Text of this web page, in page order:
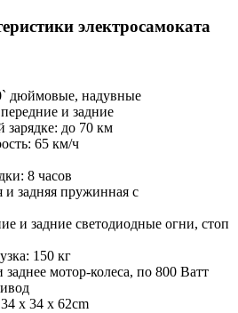
электросамоката
дюймовые, надувные
и задние
зарядке: до 70 км
65 км/ч
8 часов
и задняя пружинная с
и задние светодиодные огни, стоп
150 кг
мотор-колеса, по 800 Ватт
x 34 x 62cm